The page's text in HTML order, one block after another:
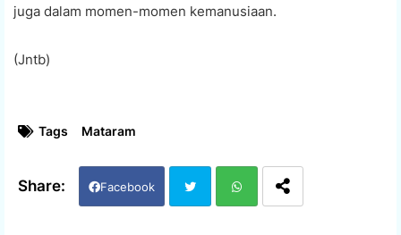
juga dalam momen-momen kemanusiaan.
(Jntb)
Tags Mataram
Facebook